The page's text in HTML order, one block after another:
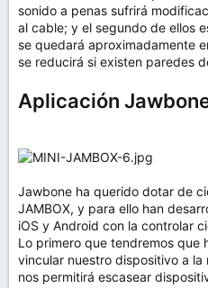
sonido a penas sufrirá
al cable; y el segundo de ellos
se quedará aproximadamente
se reducirá si existen paredes
Aplicación
Jawbone ha querido dotar de
JAMBOX, y para ello han
iOS y Android con la controlar
Lo primero que tendremos que
vincular nuestro dispositivo a la
nos permitirá escasear